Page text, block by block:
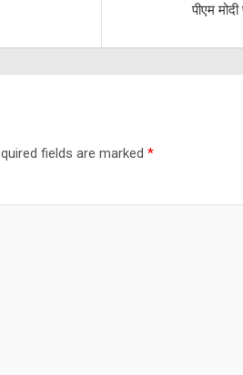
पीएम
fields are marked *